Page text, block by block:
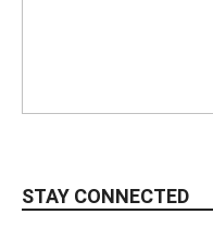
STAY CONNECTED